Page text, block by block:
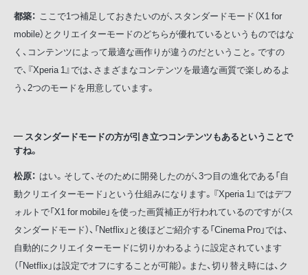
都築： ここで1つ補足しておきたいのが、スタンダードモード（X1 for
mobile）とクリエイターモードのどちらが優れているというものではな
く、コンテンツによって最適な画作りが違うのだということ。ですの
で、『Xperia 1』では、さまざまなコンテンツを最適な画質で楽しめるよ
う、2つのモードを用意しています。
スタンダードモードの方が引き立つコンテンツもあるということで
すね。
松原： はい。そして、そのために開発したのが、3つ目の進化である「自
動クリエイターモード」という仕組みになります。『Xperia 1』ではデフ
ォルトで「X1 for mobile」を使った画質補正が行われているのですが（ス
タンダードモード）、「Netflix」と後ほどご紹介する「Cinema Pro」では、
自動的にクリエイターモードに切りかわるように設定されています
（「Netflix」は設定でオフにすることが可能）。また、切り替え時には、ク